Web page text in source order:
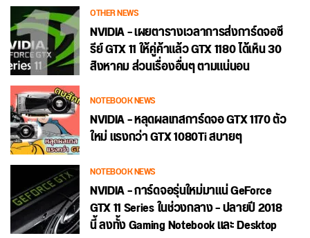
OTHER NEWS
NVIDIA – เผยตารางเวลาการส่งการ์ดจอซี
รีย์ GTX 11 ให้คู่ค้าแล้ว GTX 1180 ได้เห็น 30
สิงหาคม ส่วนเรื่องอื่นๆ ตามแน่นอน
NOTEBOOK NEWS
NVIDIA – หลุดผลเทสการ์ดจอ GTX 1170 ตัว
ใหม่ แรงกว่า GTX 1080Ti สบายๆ
NOTEBOOK NEWS
NVIDIA – การ์ดจอรุ่นใหม่มาแน่ GeForce
GTX 11 Series ในช่วงกลาง – ปลายปี 2018
นี้ ลงทั้ง Gaming Notebook และ Desktop